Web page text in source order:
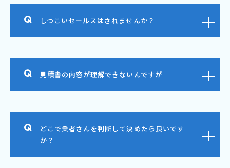
しつこいセールスはされませんか？
見積書の内容が理解できないんですが
どこで業者さんを判断して決めたら良いです
か？